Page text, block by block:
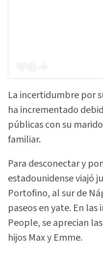
La incertidumbre por
ha incrementado
públicas con su
familiar.
Para desconectar y
estadounidense viajó
Portofino, al sur de
paseos en yate. En
People, se aprecian
hijos Max y Emme.